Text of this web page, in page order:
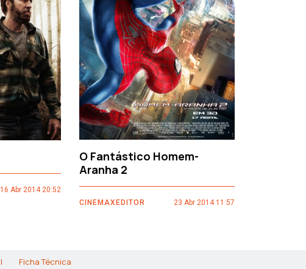
16 Abr 2014 20:52
O Fantástico Homem-
Aranha 2
CINEMAXEDITOR 23 Abr 2014 11:57
›
| Ficha Técnica